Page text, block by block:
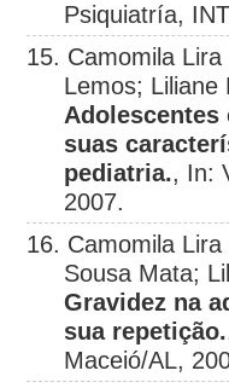
Psiquiatría,
15. Camomila
Lemos; Liliane
Adolescentes
suas
pediatria., In:
2007.
16. Camomila
Sousa Mata;
Gravidez na
sua repetição.
Maceió/AL,